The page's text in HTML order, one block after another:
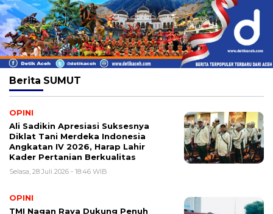
Berita SUMUT
OPINI
Ali Sadikin Apresiasi Suksesnya
Diklat Tani Merdeka Indonesia
Angkatan IV 2026, Harap Lahir
Kader Pertanian Berkualitas
Selasa, 28 Juli 2026 - 18:46 WIB
OPINI
TMI Nagan Raya Dukung Penuh